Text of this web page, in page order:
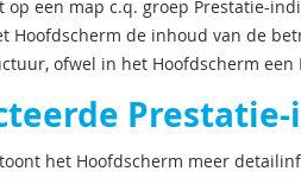
op een map c.q. groep Prestatie-
Hoofdscherm de inhoud van de
ofwel in het Hoofdscherm
het Hoofdscherm meer